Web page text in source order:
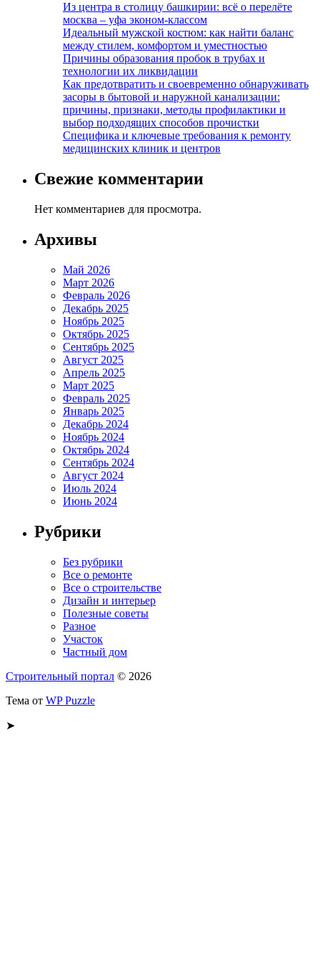
Из центра в столицу башкирии: всё о перелёте
москва – уфа эконом-классом
Идеальный мужской костюм: как найти баланс
между стилем, комфортом и уместностью
Причины образования пробок в трубах и
технологии их ликвидации
Как предотвратить и своевременно обнаруживать
засоры в бытовой и наружной канализации:
причины, признаки, методы профилактики и
выбор подходящих способов прочистки
Специфика и ключевые требования к ремонту
медицинских клиник и центров
Свежие комментарии
Нет комментариев для просмотра.
Архивы
Май 2026
Март 2026
Февраль 2026
Декабрь 2025
Ноябрь 2025
Октябрь 2025
Сентябрь 2025
Август 2025
Апрель 2025
Март 2025
Февраль 2025
Январь 2025
Декабрь 2024
Ноябрь 2024
Октябрь 2024
Сентябрь 2024
Август 2024
Июль 2024
Июнь 2024
Рубрики
Без рубрики
Все о ремонте
Все о строительстве
Дизайн и интерьер
Полезные советы
Разное
Участок
Частный дом
Строительный портал © 2026
Тема от WP Puzzle
➤